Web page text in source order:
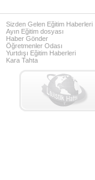
Sizden Gelen Eğitim Haberleri
Ayın Eğitim dosyası
Haber Gönder
Öğretmenler Odası
Yurtdışı Eğitim Haberleri
Kara Tahta